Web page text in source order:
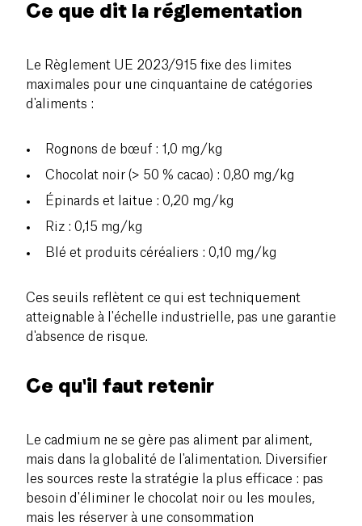
Ce que dit la réglementation
Le Règlement UE 2023/915 fixe des limites
maximales pour une cinquantaine de catégories
d'aliments :
Rognons de bœuf : 1,0 mg/kg
Chocolat noir (> 50 % cacao) : 0,80 mg/kg
Épinards et laitue : 0,20 mg/kg
Riz : 0,15 mg/kg
Blé et produits céréaliers : 0,10 mg/kg
Ces seuils reflètent ce qui est techniquement
atteignable à l'échelle industrielle, pas une garantie
d'absence de risque.
Ce qu'il faut retenir
Le cadmium ne se gère pas aliment par aliment,
mais dans la globalité de l'alimentation. Diversifier
les sources reste la stratégie la plus efficace : pas
besoin d'éliminer le chocolat noir ou les moules,
mais les réserver à une consommation